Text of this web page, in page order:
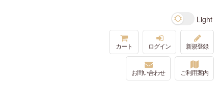
カート ログイン 新規登録
お問い合わせ ご利用案内